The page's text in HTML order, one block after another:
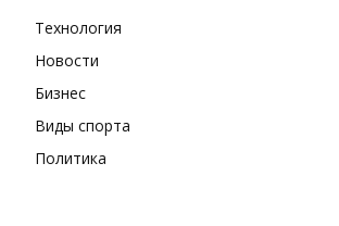
Технология
Новости
Бизнес
Виды спорта
Политика